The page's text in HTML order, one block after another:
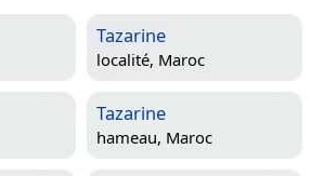
Tazarine
localité, Maroc
Tazarine
hameau, Maroc